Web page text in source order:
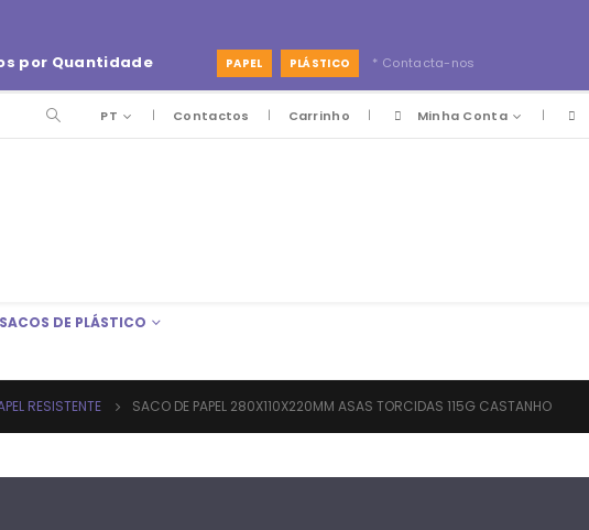
por Quantidade PAPEL PLÁSTICO * Contacta-nos
PT Contactos Carrinho Minha Conta
SACOS DE PLÁSTICO
RESISTENTE SACO DE PAPEL 280X110X220MM ASAS TORCIDAS 115G CASTANHO